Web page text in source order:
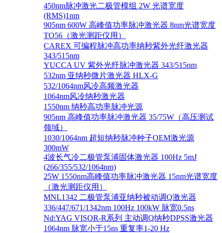
450nm脉冲激光二极管模组 2W 光谱宽度
(RMS)1nm
905nm 600W 高峰值功率脉冲激光器 8nm光谱宽度
TO56（激光测距仪用）
CAREX 可编程脉冲高功率纳秒紫外光纤激光器
343/515nm
YUCCA UV 紫外光纤脉冲激光器 343/515nm
532nm 亚纳秒微片激光器 HLX-G
532/1064nm风冷高频激光器
1064nm风冷纳秒激光器
1550nm 纳秒高功率脉冲光源
905nm 高峰值功率脉冲激光器 35/75W（高压测试
领域）
1030/1064nm 超短纳秒脉冲种子OEM激光源
300mW
4波长气冷二极管泵浦固体激光器 100Hz 5mJ
(266/355/532/1064nm)
25W 1550nm高峰值功率脉冲激光器 15nm光谱宽度
（激光测距仪用）
MNL1342 二极管泵浦亚纳秒被动调Q激光器
336/447/671/1342nm 100Hz 100kW 脉宽0.5ns
Nd:YAG VISOR-R系列 主动调Q纳秒DPSS激光器
1064nm 脉宽小于15ns 重复率1-20 Hz